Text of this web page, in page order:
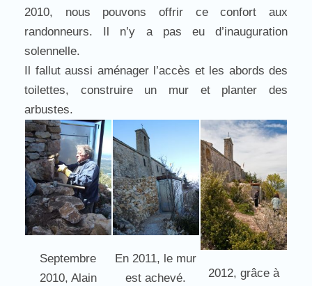
2010, nous pouvons offrir ce confort aux
randonneurs. Il n’y a pas eu d’inauguration
solennelle.
Il fallut aussi aménager l’accès et les abords des
toilettes, construire un mur et planter des
arbustes.
Septembre
2010, Alain
En 2011, le mur
est achevé.
2012, grâce à